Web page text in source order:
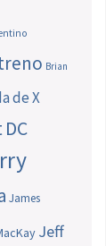
Brian
de X
DC
James
Jeff